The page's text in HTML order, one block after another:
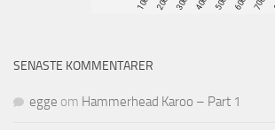
SENASTE KOMMENTARER
egge om Hammerhead Karoo – Part 1